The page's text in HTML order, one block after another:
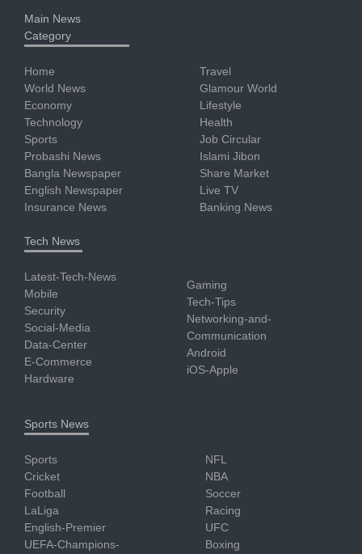
Main News
Category
Home
World News
Economy
Technology
Sports
Probashi News
Bangla Newspaper
English Newspaper
Insurance News
Travel
Glamour World
Lifestyle
Health
Job Circular
Islami Jibon
Share Market
Live TV
Banking News
Tech News
Latest-Tech-News
Mobile
Security
Social-Media
Data-Center
E-Commerce
Hardware
Gaming
Tech-Tips
Networking-and-
Communication
Android
iOS-Apple
Sports News
Sports
Cricket
Football
LaLiga
English-Premier
UEFA-Champions-
NFL
NBA
Soccer
Racing
UFC
Boxing